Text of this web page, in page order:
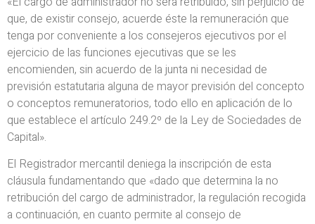
que, de existir consejo, acuerde éste la remuneración que
tenga por conveniente a los consejeros ejecutivos por el
ejercicio de las funciones ejecutivas que se les
encomienden, sin acuerdo de la junta ni necesidad de
previsión estatutaria alguna de mayor previsión del concepto
o conceptos remuneratorios, todo ello en aplicación de lo
que establece el artículo 249.2º de la Ley de Sociedades de
Capital».
El Registrador mercantil deniega la inscripción de esta
cláusula fundamentando que «dado que determina la no
retribución del cargo de administrador, la regulación recogida
a continuación, en cuanto permite al consejo de